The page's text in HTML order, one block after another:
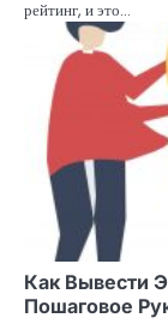
рейтинг, и это…
Как Вывести
Пошаговое